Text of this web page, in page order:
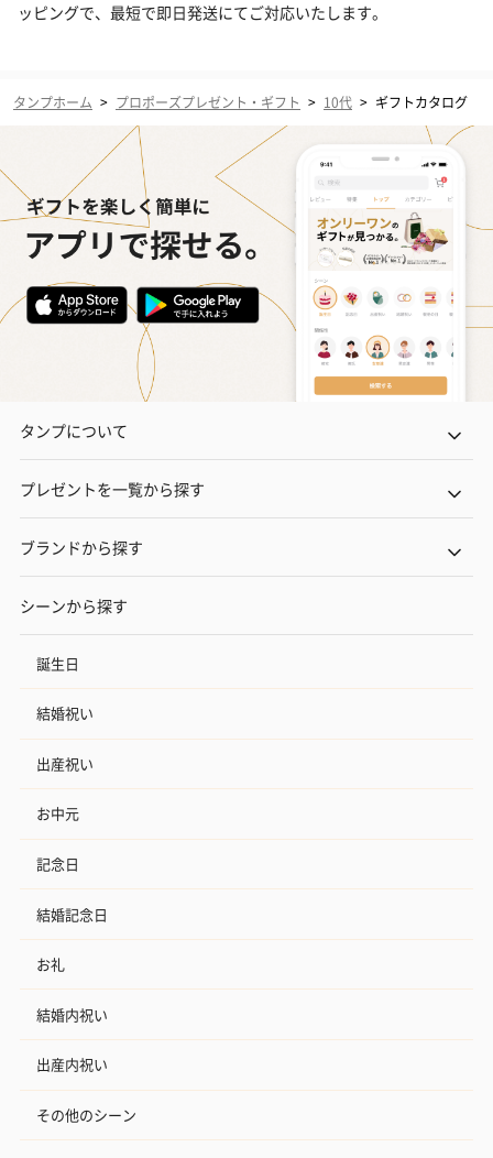
ッピングで、最短で即日発送にてご対応いたします。
タンプホーム > プロポーズプレゼント・ギフト > 10代 > ギフトカタログ
タンプについて
プレゼントを一覧から探す
ブランドから探す
シーンから探す
誕生日
結婚祝い
出産祝い
お中元
記念日
結婚記念日
お礼
結婚内祝い
出産内祝い
その他のシーン